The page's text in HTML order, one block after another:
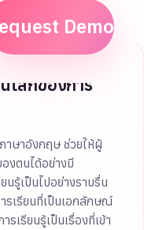
Demo
โลกของการ
าษาอังกฤษ ช่วยให้ผู้
งตนได้อย่างมี
นรู้เป็นไปอย่างราบรื่น
รเรียนที่เป็นเอกลักษณ์
รเรียนรู้เป็นเรื่องที่เข้า